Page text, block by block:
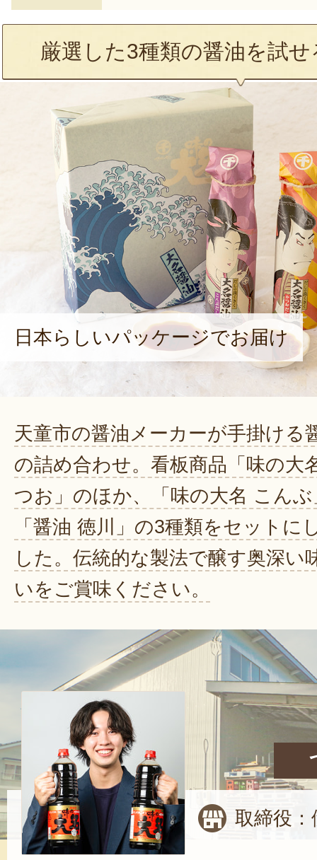
厳選した3種類の醤油を試
日本らしいパッケージでお届け
天童市の醤油メーカーが手掛ける
の詰め合わせ。看板商品「味の大
つお」のほか、「味の大名 こんぶ
「醤油 徳川」の3種類をセットに
した。伝統的な製法で醸す奥深い
いをご賞味ください。
取締役：